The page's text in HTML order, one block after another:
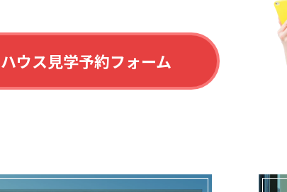
ウス見学予約フォーム